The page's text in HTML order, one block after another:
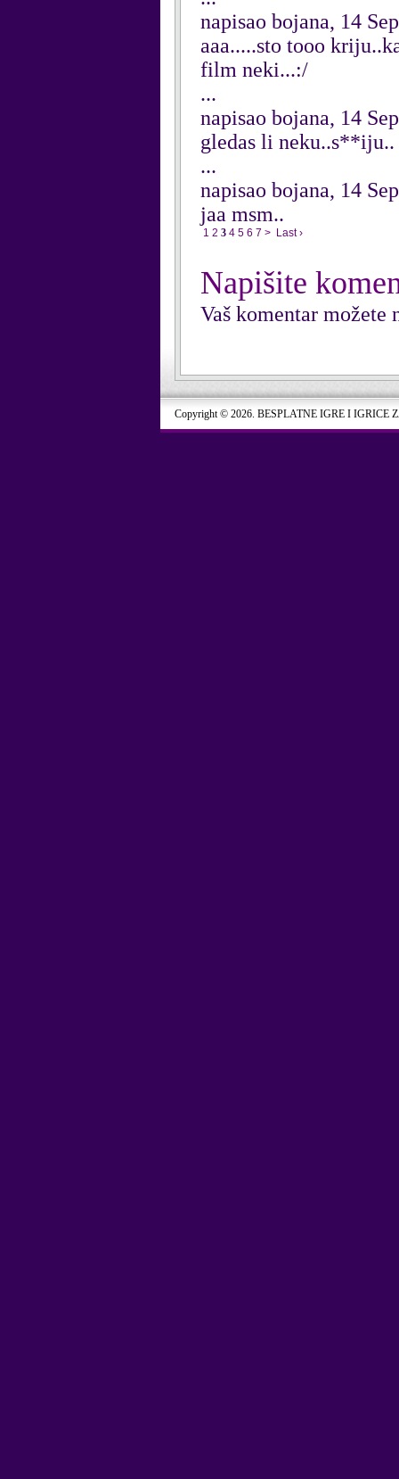
napisao bojana, 14
aaa.....sto tooo
film neki...:/
...
napisao bojana, 14
gledas li neku..s**iju..
...
napisao bojana, 14
jaa msm..
1 2 3 4 5 6 7 > Last ›
Napišite
Vaš komentar možete
Copyright © 2026. BESPLATNE IGRE I IGRICE